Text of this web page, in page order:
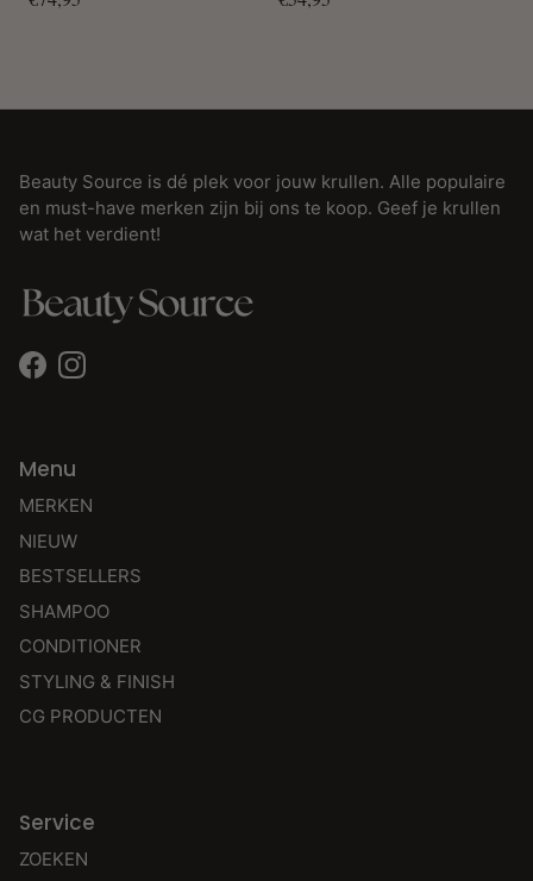
Beauty Source is dé plek voor jouw krullen. Alle populaire
en must-have merken zijn bij ons te koop. Geef je krullen
wat het verdient!
FacebookInstagram
Menu
MERKEN
NIEUW
BESTSELLERS
SHAMPOO
CONDITIONER
STYLING & FINISH
CG PRODUCTEN
Service
ZOEKEN